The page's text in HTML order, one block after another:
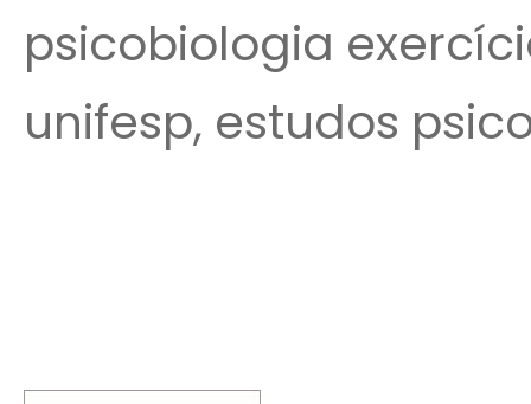
psicobiologia
unifesp, estudos